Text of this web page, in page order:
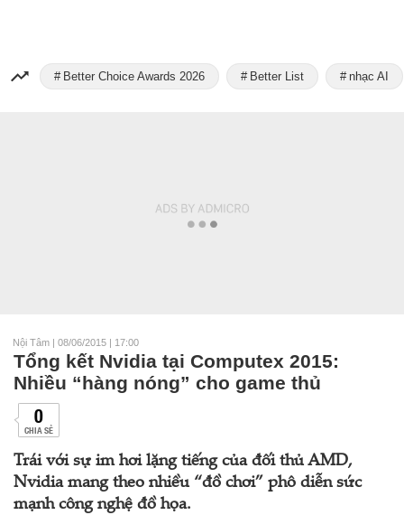
Better Choice Awards 2026 Better List nhạc AI
Nội Tâm | 08/06/2015 | 17:00
Tổng kết Nvidia tại Computex 2015:
Nhiều “hàng nóng” cho game thủ
0
CHIA SẺ
Trái với sự im hơi lặng tiếng của đối thủ AMD,
Nvidia mang theo nhiều “đồ chơi” phô diễn sức
mạnh công nghệ đồ họa.